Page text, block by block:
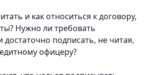
и как относиться к договору,
Нужно ли требовать
достаточно подписать, не читая,
офицеру?